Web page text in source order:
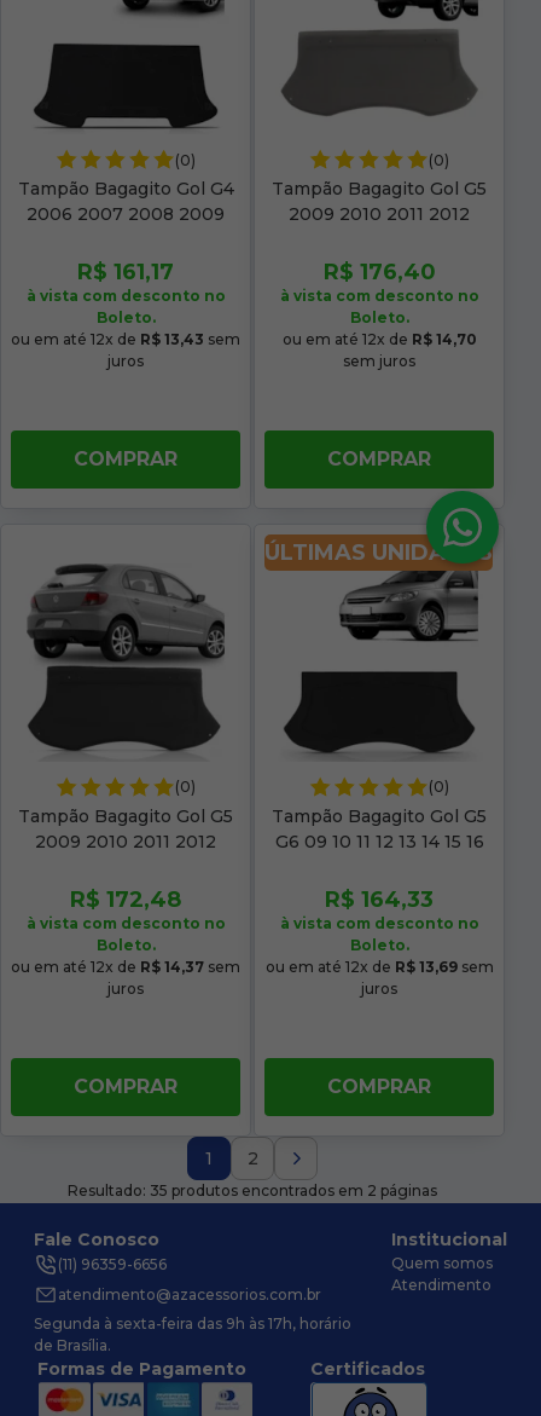
(0)
Tampão Bagagito Gol G4
2006 2007 2008 2009
Acarpetado Preto
R$ 161,17
à vista com desconto no
Boleto.
ou em até 12x de R$ 13,43 sem
juros
COMPRAR
(0)
Tampão Bagagito Gol G5
2009 2010 2011 2012
R$ 176,40
à vista com desconto no
Boleto.
ou em até 12x de R$ 14,70
sem juros
COMPRAR
(0)
Tampão Bagagito Gol G5
2009 2010 2011 2012
R$ 172,48
à vista com desconto no
Boleto.
ou em até 12x de R$ 14,37 sem
juros
COMPRAR
ÚLTIMAS UNIDADES
(0)
Tampão Bagagito Gol G5
G6 09 10 11 12 13 14 15 16
R$ 164,33
à vista com desconto no
Boleto.
ou em até 12x de R$ 13,69sem
juros
COMPRAR
Resultado: 35 produtos encontrados em 2 páginas
1 2
Fale Conosco
(11) 96359-6656
atendimento@azacessorios.com.br
Segunda à sexta-feira das 9h às 17h, horário
de Brasília.
Institucional
Quem somos
Atendimento
Formas de Pagamento Certificados